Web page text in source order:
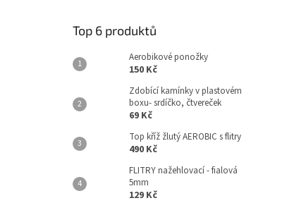
Top 6 produktů
Aerobikové ponožky
150 Kč
Zdobící kamínky v plastovém
boxu- srdíčko, čtvereček
69 Kč
Top kříž žlutý AEROBIC s flitry
490 Kč
FLITRY nažehlovací - fialová
5mm
129 Kč